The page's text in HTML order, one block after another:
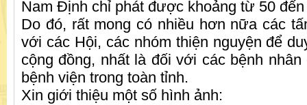
Nam Định chỉ phát được khoảng từ 50
Do đó, rất mong có nhiều hơn nữa các
với các Hội, các nhóm thiện nguyện để
cộng đồng, nhất là đối với các bệnh
bệnh viện trong toàn tỉnh.
Xin giới thiệu một số hình ảnh: